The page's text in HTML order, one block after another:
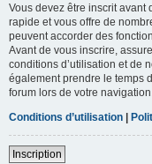
Vous devez être inscrit avant
rapide et vous offre de
peuvent accorder des
Avant de vous inscrire,
conditions d’utilisation et de
également prendre le temps
forum lors de votre navigation.
Conditions d’utilisation |
Inscription